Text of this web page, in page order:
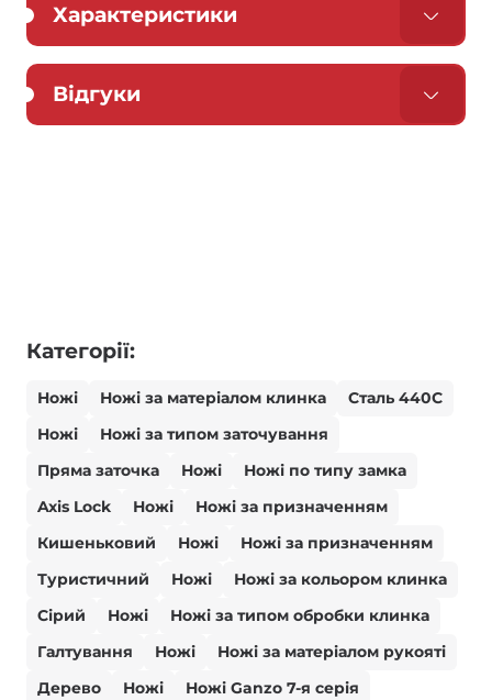
Характеристики
Відгуки
Категорії:
Ножі Ножі за матеріалом клинка
Сталь 440С
Ножі
Ножі за типом заточування
Пряма заточка
Ножі
Ножі по типу замка
Axis Lock
Ножі
Ножі за призначенням
Кишеньковий
Ножі
Ножі за призначенням
Туристичний
Ножі
Ножі за кольором клинка
Сірий
Ножі
Ножі за типом обробки клинка
Галтування
Ножі
Ножі за матеріалом рукояті
Дерево
Ножі Ножі Ganzo 7-я серія